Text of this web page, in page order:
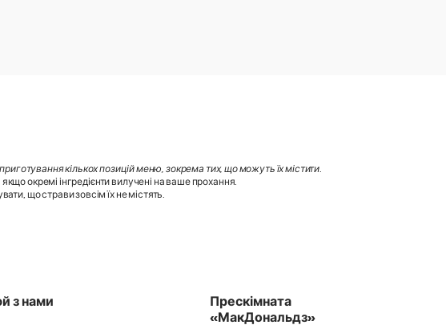
кількох позицій меню, зокрема тих, що можуть їх містити.
окремі інгредієнти вилучені на ваше прохання.
що страви зовсім їх не містять.
з нами
Прескімната
«МакДональдз»